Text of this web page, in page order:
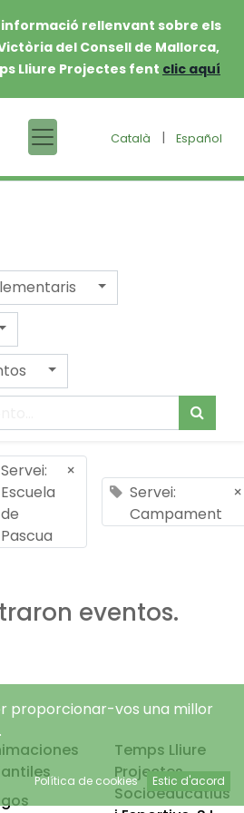
rellenvant sobre els
del Consell de Mallorca,
Lliure Projectes fent clic aquí
Català | Español
Servei:
Escuela
de
Pascua
×
Servei:
Campament
×
eventos.
Temps Lliure
Projectes
Socioeducatius
proporcionar-vos una millor
Política de cookies Estic d'acord